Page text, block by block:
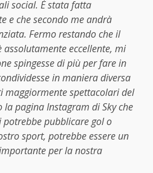
social. È stata fatta
e che secondo me andrà
Fermo restando che il
eccellente, mi
spingesse di più per fare in
in maniera diversa
maggiormente spettacolari del
pagina Instagram di Sky che
pubblicare gol o
sport, potrebbe essere un
per la nostra